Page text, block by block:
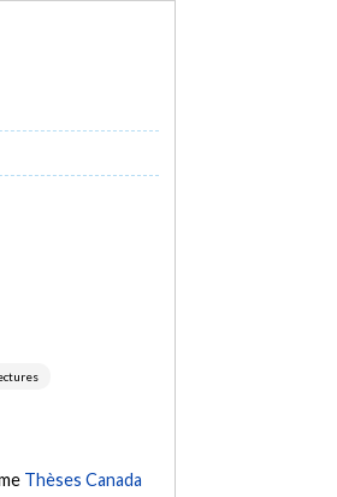
Thèses Canada